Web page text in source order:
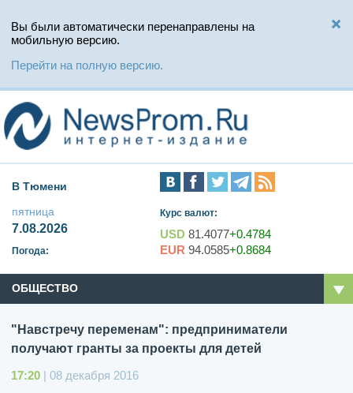
Вы были автоматически перенаправлены на
мобильную версию.
Перейти на полную версию.
В Тюмени
пятница
7.08.2026
Погода:
Курс валют:
USD 81.4077+0.4784
EUR 94.0585+0.8684
ОБЩЕСТВО
"Навстречу переменам": предприниматели
получают гранты за проекты для детей
17:20 | 08 декабря 2016